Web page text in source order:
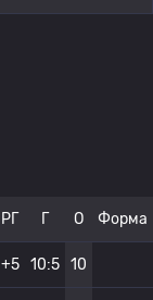
РГ Г О Форма
+5 10:5 10